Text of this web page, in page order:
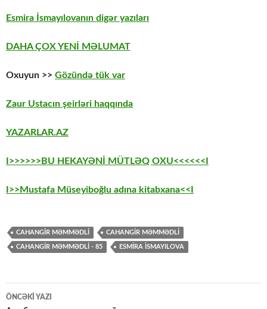
Esmira İsmayılovanın digər yazıları
DAHA ÇOX YENİ MƏLUMAT
Oxuyun >> Gözündə tük var
Zaur Ustacın şeirləri haqqında
YAZARLAR.AZ
I>>>>>>BU HEKAYƏNİ MÜTLƏQ OXU<<<<<<I
I>>Mustafa Müseyiboğlu adına kitabxana<<I
CAHANGIR MƏMMƏDLİ CAHANGİR MƏMMƏDLİ
CAHANGİR MƏMMƏDLİ - 85 ESMIRA İSMAYILOVA
Yazılar
ÖNCƏKI YAZI